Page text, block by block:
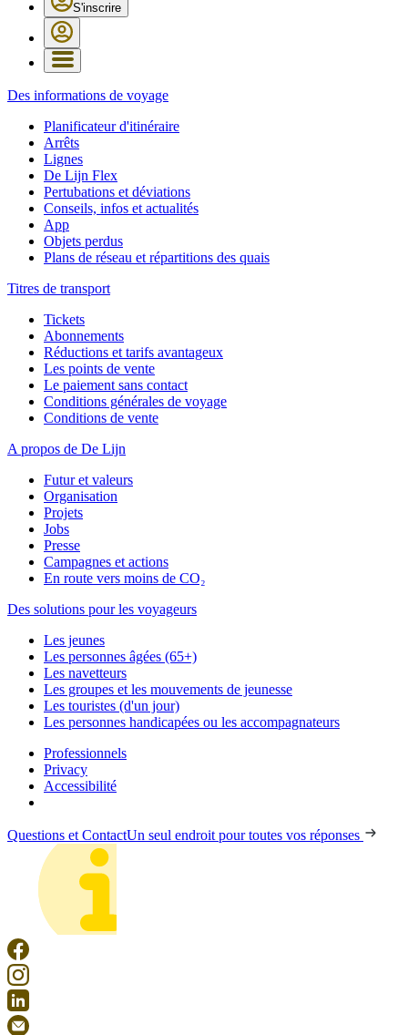
S'inscrire
Des informations de voyage
Planificateur d'itinéraire
Arrêts
Lignes
De Lijn Flex
Pertubations et déviations
Conseils, infos et actualités
App
Objets perdus
Plans de réseau et répartitions des quais
Titres de transport
Tickets
Abonnements
Réductions et tarifs avantageux
Les points de vente
Le paiement sans contact
Conditions générales de voyage
Conditions de vente
A propos de De Lijn
Futur et valeurs
Organisation
Projets
Jobs
Presse
Campagnes et actions
En route vers moins de CO₂
Des solutions pour les voyageurs
Les jeunes
Les personnes âgées (65+)
Les navetteurs
Les groupes et les mouvements de jeunesse
Les touristes (d'un jour)
Les personnes handicapées ou les accompagnateurs
Professionnels
Privacy
Accessibilité
Questions et ContactUn seul endroit pour toutes vos réponses